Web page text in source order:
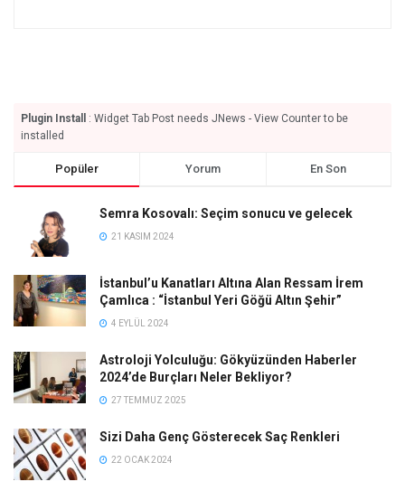
Plugin Install
: Widget Tab Post needs JNews - View Counter to be
installed
Popüler Yorum En Son
Semra Kosovalı: Seçim sonucu ve gelecek
21 KASIM 2024
İstanbul’u Kanatları Altına Alan Ressam İrem
Çamlıca : “İstanbul Yeri Göğü Altın Şehir”
4 EYLÜL 2024
Astroloji Yolculuğu: Gökyüzünden Haberler
2024’de Burçları Neler Bekliyor?
27 TEMMUZ 2025
Sizi Daha Genç Gösterecek Saç Renkleri
22 OCAK 2024